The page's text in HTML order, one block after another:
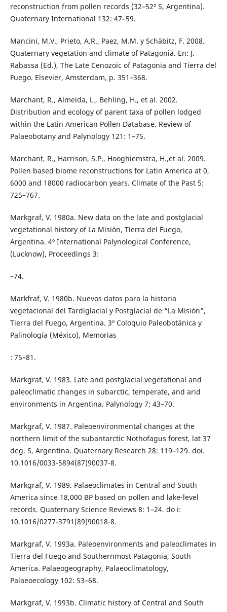
reconstruction from pollen records (32–52º S, Argentina).
Quaternary International 132: 47–59.
Mancini, M.V., Prieto, A.R., Paez, M.M. y Schäbitz, F. 2008.
Quaternary vegetation and climate of Patagonia. En: J.
Rabassa (Ed.), The Late Cenozoic of Patagonia and Tierra del
Fuego. Elsevier, Amsterdam, p. 351–368.
Marchant, R., Almeida, L., Behling, H., et al. 2002.
Distribution and ecology of parent taxa of pollen lodged
within the Latin American Pollen Database. Review of
Palaeobotany and Palynology 121: 1–75.
Marchant, R., Harrison, S.P., Hooghiemstra, H.,et al. 2009.
Pollen based biome reconstructions for Latin America at 0,
6000 and 18000 radiocarbon years. Climate of the Past 5:
725–767.
Markgraf, V. 1980a. New data on the late and postglacial
vegetational history of La Misión, Tierra del Fuego,
Argentina. 4º International Palynological Conference,
(Lucknow), Proceedings 3:
–74.
Markfraf, V. 1980b. Nuevos datos para la historia
vegetacional del Tardiglacial y Postglacial de “La Misión”,
Tierra del Fuego, Argentina. 3º Coloquio Paleobotánica y
Palinología (México), Memorias
: 75–81.
Markgraf, V. 1983. Late and postglacial vegetational and
paleoclimatic changes in subarctic, temperate, and arid
environments in Argentina. Palynology 7: 43–70.
Markgraf, V. 1987. Paleoenvironmental changes at the
northern limit of the subantarctic Nothofagus forest, lat 37
deg. S, Argentina. Quaternary Research 28: 119–129. doi.
10.1016/0033-5894(87)90037-8.
Markgraf, V. 1989. Palaeoclimates in Central and South
America since 18,000 BP based on pollen and lake-level
records. Quaternary Science Reviews 8: 1–24. do i:
10.1016/0277-3791(89)90018-8.
Markgraf, V. 1993a. Paleoenvironments and paleoclimates in
Tierra del Fuego and Southernmost Patagonia, South
America. Palaeogeography, Palaeoclimatology,
Palaeoecology 102: 53–68.
Markgraf, V. 1993b. Climatic history of Central and South